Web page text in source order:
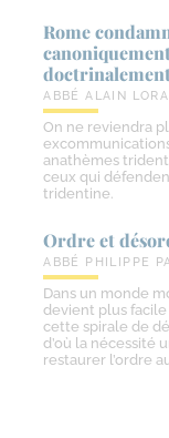
Rome
doctrinalement
ABBÉ ALAIN
On ne reviendra
anathèmes
ceux qui
tridentine.
Ordre et
ABBÉ PHILIPPE
Dans un monde
devient plus
cette spirale de
d’où la nécessité
restaurer l’ordre